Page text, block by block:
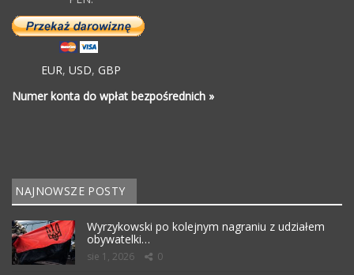
EUR, USD, GBP
Numer konta do wpłat bezpośrednich »
NAJNOWSZE POSTY
Wyrzykowski po kolejnym nagraniu z udziałem
obywatelki…
sie 1, 2026 0